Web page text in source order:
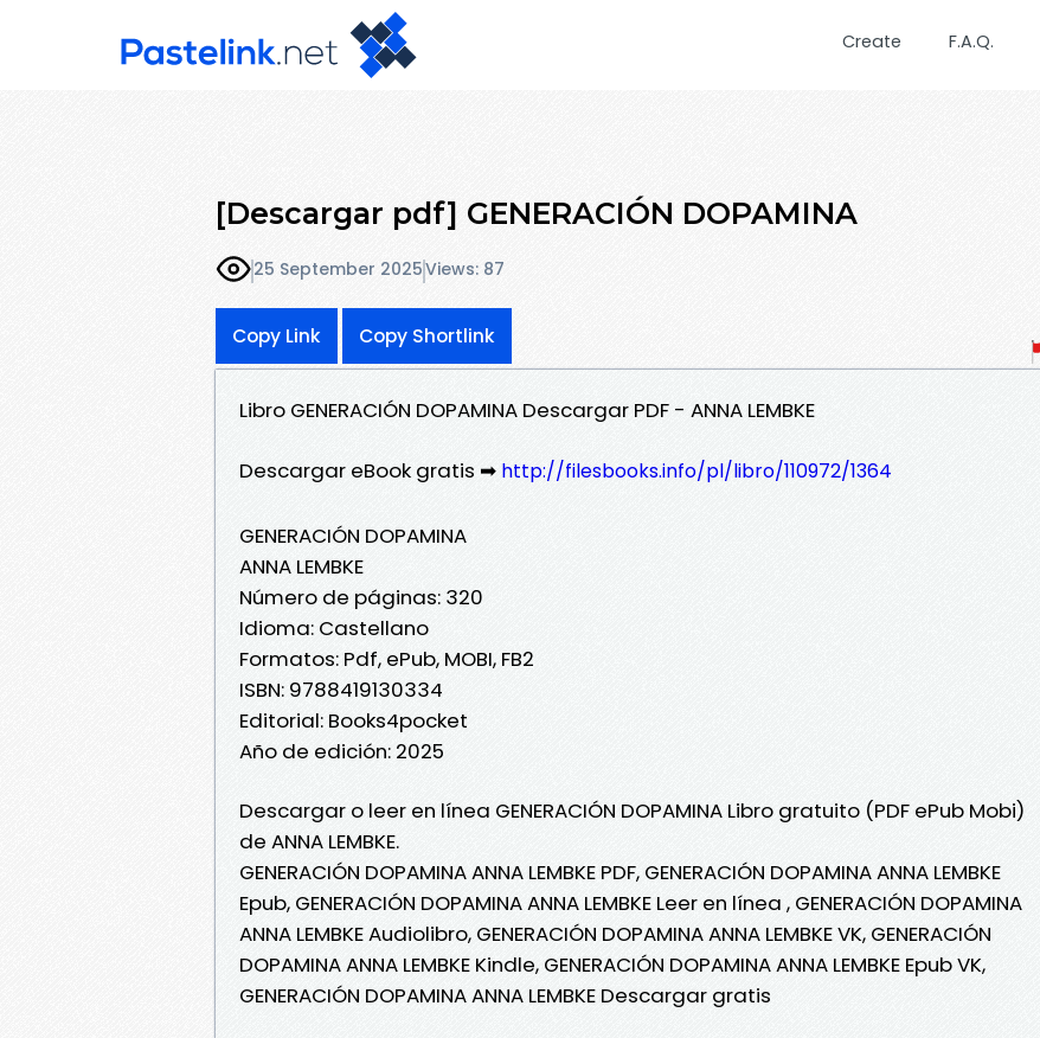
Create F.A.Q.
[Descargar pdf] GENERACIÓN DOPAMINA
25 September 2025Views: 87
Copy Link Copy Shortlink
Libro GENERACIÓN DOPAMINA Descargar PDF - ANNA LEMBKE
Descargar eBook gratis ➡ http://filesbooks.info/pl/libro/110972/1364
GENERACIÓN DOPAMINA
ANNA LEMBKE
Número de páginas: 320
Idioma: Castellano
Formatos: Pdf, ePub, MOBI, FB2
ISBN: 9788419130334
Editorial: Books4pocket
Año de edición: 2025
Descargar o leer en línea GENERACIÓN DOPAMINA Libro gratuito (PDF ePub Mobi)
de ANNA LEMBKE.
GENERACIÓN DOPAMINA ANNA LEMBKE PDF, GENERACIÓN DOPAMINA ANNA LEMBKE
Epub, GENERACIÓN DOPAMINA ANNA LEMBKE Leer en línea , GENERACIÓN DOPAMINA
ANNA LEMBKE Audiolibro, GENERACIÓN DOPAMINA ANNA LEMBKE VK, GENERACIÓN
DOPAMINA ANNA LEMBKE Kindle, GENERACIÓN DOPAMINA ANNA LEMBKE Epub VK,
GENERACIÓN DOPAMINA ANNA LEMBKE Descargar gratis